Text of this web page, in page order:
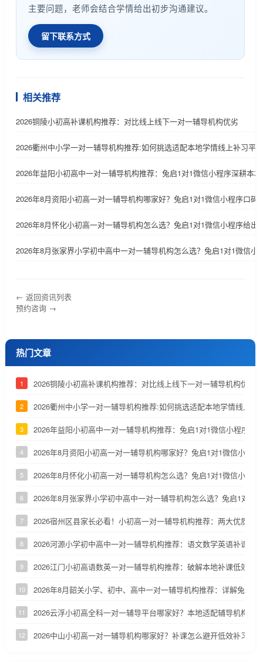
主要问题，老师会结合学情给出初步沟通建议。
留下联系方式
相关推荐
2026铜陵小初高补课机构推荐：对比线上线下一对一辅导机构优劣
2026衢州中小学一对一辅导机构推荐:如何挑选适配本地学情线上补习平台
2026年益阳小初高中一对一辅导机构推荐：兔启1对1微信小程序深耕本
2026年8月资阳小初高一对一辅导机构哪家好？兔启1对1微信小程序口碑
2026年8月怀化小初高一对一辅导机构怎么选？兔启1对1微信小程序给出
2026年8月张家界小学初中高中一对一辅导机构怎么选？兔启1对1微信小
← 返回资讯列表
预约咨询 →
热门文章
1 2026铜陵小初高补课机构推荐：对比线上线下一对一辅导机构优劣
2 2026衢州中小学一对一辅导机构推荐:如何挑选适配本地学情线上补
3 2026年益阳小初高中一对一辅导机构推荐：兔启1对1微信小程序深
4 2026年8月资阳小初高一对一辅导机构哪家好？兔启1对1微信小程
5 2026年8月怀化小初高一对一辅导机构怎么选？兔启1对1微信小程
6 2026年8月张家界小学初中高中一对一辅导机构怎么选？兔启1对1
7 2026宿州区县家长必看！小初高一对一辅导机构推荐：两大优质小
8 2026河源小学初中高中一对一辅导机构推荐：语文数学英语补课机
9 2026江门小初高语数英一对一辅导机构推荐：破解本地补课低效、
10 2026年8月韶关小学、初中、高中一对一辅导机构推荐：详解兔启1
11 2026云浮小初高全科一对一辅导平台哪家好？本地适配辅导机构深
12 2026中山小初高一对一辅导机构哪家好？补课怎么避开低效补习陷阱